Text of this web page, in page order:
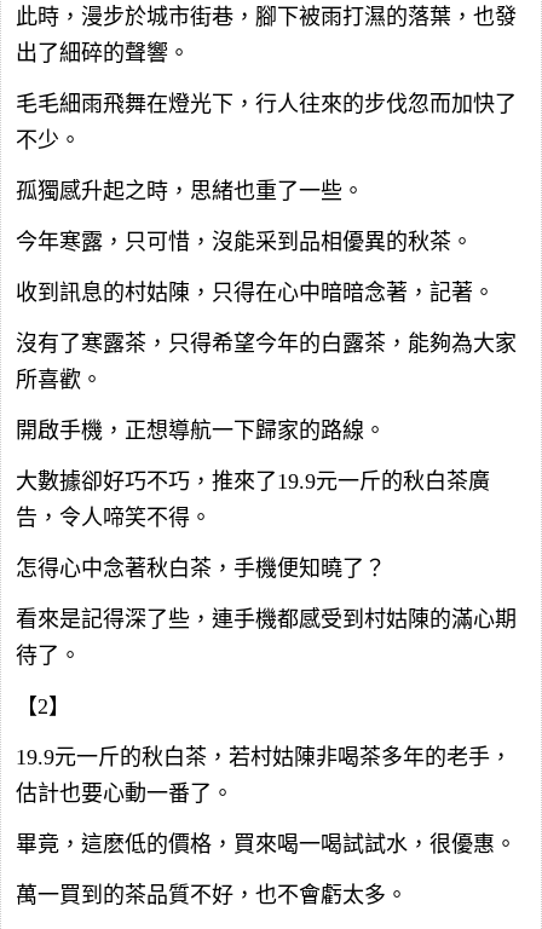
此時，漫步於城市街巷，腳下被雨打濕的落葉，也發
出了細碎的聲響。
毛毛細雨飛舞在燈光下，行人往來的步伐忽而加快了
不少。
孤獨感升起之時，思緒也重了一些。
今年寒露，只可惜，沒能采到品相優異的秋茶。
收到訊息的村姑陳，只得在心中暗暗念著，記著。
沒有了寒露茶，只得希望今年的白露茶，能夠為大家
所喜歡。
開啟手機，正想導航一下歸家的路線。
大數據卻好巧不巧，推來了19.9元一斤的秋白茶廣
告，令人啼笑不得。
怎得心中念著秋白茶，手機便知曉了？
看來是記得深了些，連手機都感受到村姑陳的滿心期
待了。
【2】
19.9元一斤的秋白茶，若村姑陳非喝茶多年的老手，
估計也要心動一番了。
畢竟，這麽低的價格，買來喝一喝試試水，很優惠。
萬一買到的茶品質不好，也不會虧太多。